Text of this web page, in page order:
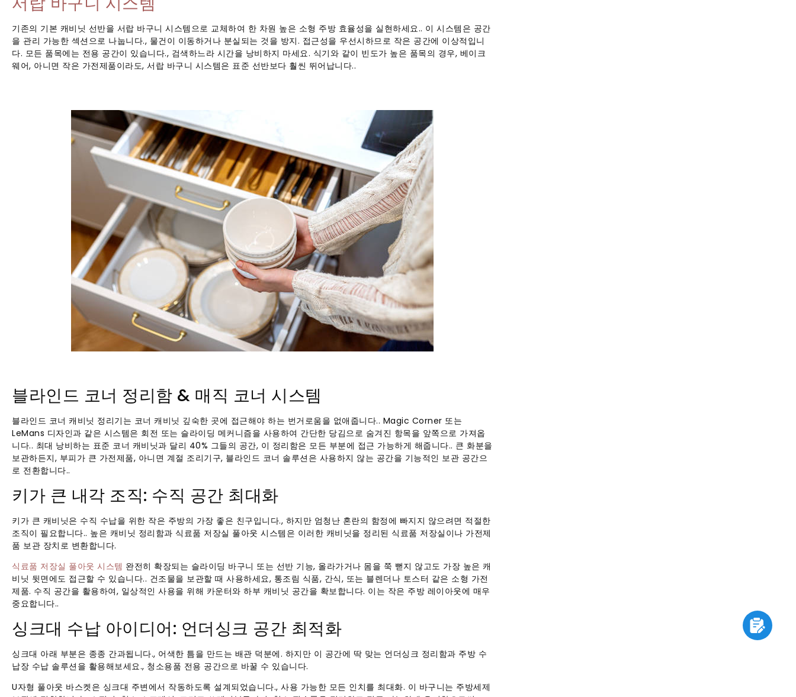
기존의 기본 캐비닛 선반을 서랍 바구니 시스템으로 교체하여 한 차원 높은 소형 주방 ​​효율성을 실현하세요.. 이 시스템은 공간
을 관리 가능한 섹션으로 나눕니다., 물건이 이동하거나 분실되는 것을 방지. 접근성을 우선시하므로 작은 공간에 이상적입니
다. 모든 품목에는 전용 공간이 있습니다., 검색하느라 시간을 낭비하지 마세요. 식기와 같이 빈도가 높은 품목의 경우, 베이크
웨어, 아니면 작은 가전제품이라도, 서랍 바구니 시스템은 표준 선반보다 훨씬 뛰어납니다..
블라인드 코너 정리함 & 매직 코너 시스템
블라인드 코너 캐비닛 정리기는 코너 캐비닛 깊숙한 곳에 접근해야 하는 번거로움을 없애줍니다.. Magic Corner 또는
LeMans 디자인과 같은 시스템은 회전 또는 슬라이딩 메커니즘을 사용하여 간단한 당김으로 숨겨진 항목을 앞쪽으로 가져옵
니다.. 최대 낭비하는 표준 코너 캐비닛과 달리 40% 그들의 공간, 이 정리함은 모든 부분에 접근 가능하게 해줍니다.. 큰 화분을
보관하든지, 부피가 큰 가전제품, 아니면 계절 조리기구, 블라인드 코너 솔루션은 사용하지 않는 공간을 기능적인 보관 공간으
로 전환합니다..
키가 큰 내각 조직: 수직 공간 최대화
키가 큰 캐비닛은 수직 수납을 위한 작은 주방의 가장 좋은 친구입니다., 하지만 엄청난 혼란의 함정에 빠지지 않으려면 적절한
조직이 필요합니다.. 높은 캐비닛 정리함과 식료품 저장실 풀아웃 시스템은 이러한 캐비닛을 정리된 식료품 저장실이나 가전제
품 보관 장치로 변환합니다.​
식료품 저장실 풀아웃 시스템 완전히 확장되는 슬라이딩 바구니 또는 선반 기능, 올라가거나 몸을 쭉 뻗지 않고도 가장 높은 캐
비닛 뒷면에도 접근할 수 있습니다.. 건조물을 보관할 때 사용하세요, 통조림 식품, 간식, 또는 블렌더나 토스터 같은 소형 가전
제품. 수직 공간을 활용하여, 일상적인 사용을 위해 카운터와 하부 캐비닛 공간을 확보합니다. 이는 작은 주방 레이아웃에 매우
중요합니다..
싱크대 수납 아이디어: 언더싱크 공간 최적화
싱크대 아래 부분은 종종 간과됩니다., 어색한 틈을 만드는 배관 덕분에. 하지만 이 공간에 딱 맞는 언더싱크 정리함과 주방 수
납장 수납 솔루션을 활용해보세요., 청소용품 전용 공간으로 바꿀 수 있습니다.​
U자형 풀아웃 바스켓은 싱크대 주변에서 작동하도록 설계되었습니다., 사용 가능한 모든 인치를 최대화. 이 바구니는 주방세제